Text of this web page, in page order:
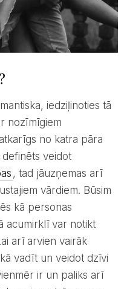
nozīmīgiem
no katra pāra
veidot
, tad jāuzņemas arī
vārdiem. Būsim
kā personas
acumirklī var notikt
arī arvien vairāk
vadīt un veidot dzīvi
ir un paliks arī